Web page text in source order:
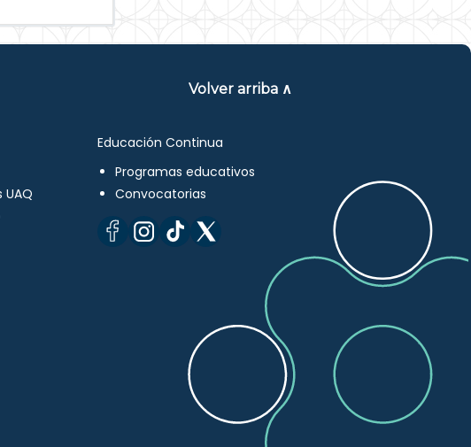
Volver arriba ∧
Educación Continua
Programas educativos
Convocatorias